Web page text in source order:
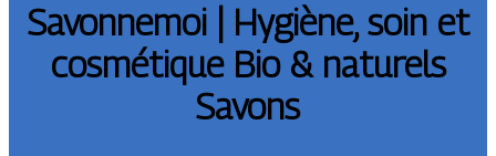
Savonnemoi | Hygiène, soin et
cosmétique Bio & naturels
Savons